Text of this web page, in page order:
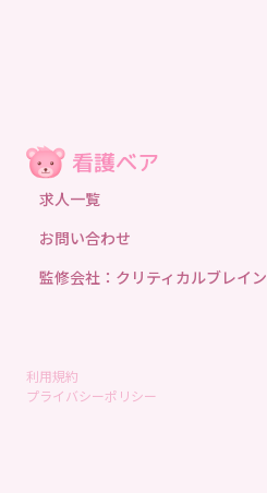
求人一覧
お問い合わせ
監修会社：クリティカルブレイン
利用規約
プライバシーポリシー